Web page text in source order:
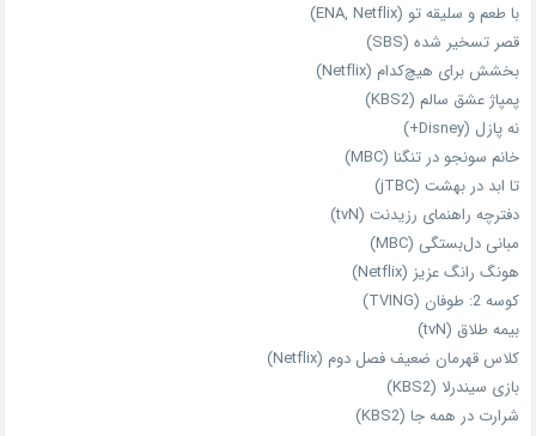
با طعم و سلیقه تو (ENA, Netflix)
قصر تسخیر شده (SBS)
بخشش برای هیچ‌کدام (Netflix)
پمپاژ عشق سالم (KBS2)
نه پازل (Disney+)
خانم سونجو در تنگنا (MBC)
تا ابد در بهشت (jTBC)
دفترچه راهنمای رزیدنت (tvN)
مبانی دل‌بستگی (MBC)
هونگ رانگ عزیز (Netflix)
کوسه 2: طوفان (TVING)
بیمه طلاق (tvN)
کلاس قهرمان ضعیف فصل دوم (Netflix)
بازی سیندرلا (KBS2)
شرارت در همه‌ جا (KBS2)